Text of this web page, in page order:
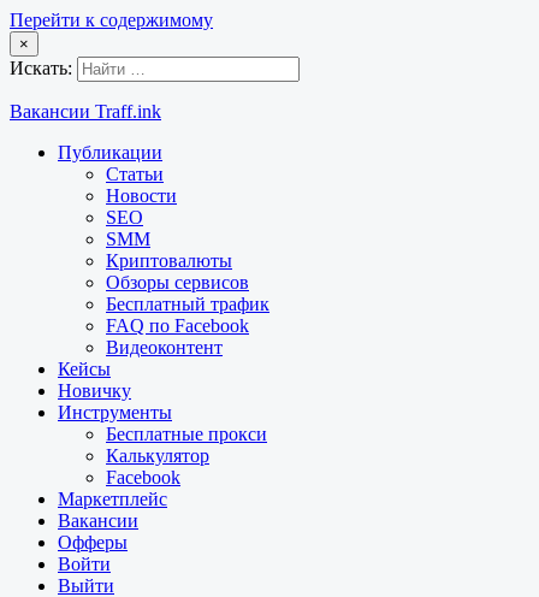
Перейти к содержимому
×
Искать:
Вакансии Traff.ink
Публикации
Статьи
Новости
SEO
SMM
Криптовалюты
Обзоры сервисов
Бесплатный трафик
FAQ по Facebook
Видеоконтент
Кейсы
Новичку
Инструменты
Бесплатные прокси
Калькулятор
Facebook
Маркетплейс
Вакансии
Офферы
Войти
Выйти